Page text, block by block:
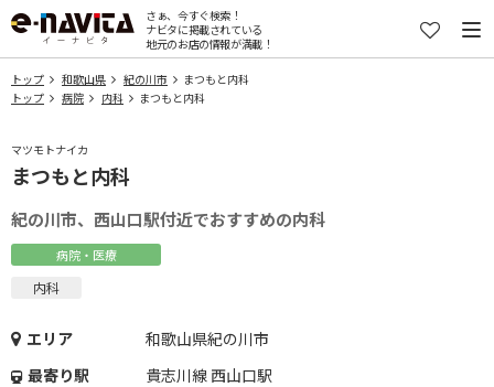
さぁ、今すぐ検索！
ナビタに掲載されている
地元のお店の情報が満載！
トップ 和歌山県 紀の川市
まつもと内科
トップ
病院 内科 まつもと内科
マツモトナイカ
まつもと内科
紀の川市、西山口駅付近でおすすめの内科
病院・医療
内科
エリア
和歌山県紀の川市
最寄り駅
貴志川線 西山口駅